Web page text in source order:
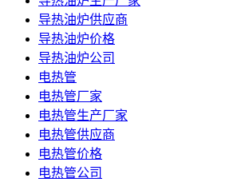
导热油炉供应商
导热油炉价格
导热油炉公司
电热管
电热管厂家
电热管生产厂家
电热管供应商
电热管价格
电热管公司